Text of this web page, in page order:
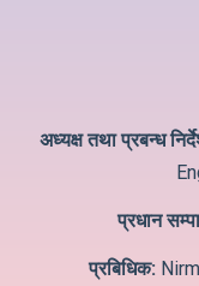
अध्यक्ष तथा प्रबन्ध
प्रधान
प्रबिधिक: